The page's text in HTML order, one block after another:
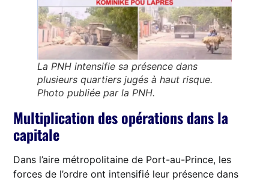
La PNH intensifie sa présence dans
plusieurs quartiers jugés à haut risque.
Photo publiée par la PNH.
Multiplication des opérations dans la
capitale
Dans l’aire métropolitaine de Port-au-Prince, les
forces de l’ordre ont intensifié leur présence dans